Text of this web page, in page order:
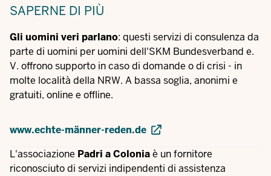
SAPERNE DI PIÙ
Gli uomini veri parlano: questi servizi di consulenza da
parte di uomini per uomini dell'SKM Bundesverband e.
V. offrono supporto in caso di domande o di crisi - in
molte località della NRW. A bassa soglia, anonimi e
gratuiti, online e offline.
www.echte-männer-reden.de
L'associazione Padri a Coloniaè un fornitore
riconosciuto di servizi indipendenti di assistenza